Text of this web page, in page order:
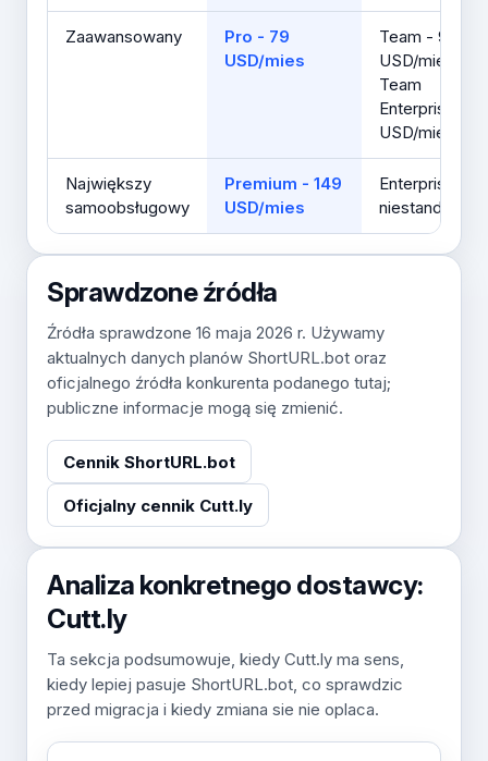
Zaawansowany
Pro - 79
USD/mies
Team - 99
USD/mies.;
Team
Enterprise -
USD/mies
Największy
samoobsługowy
Premium - 149
USD/mies
Enterprise -
Sprawdzone źródła
Źródła sprawdzone 16 maja 2026 r. Używamy
aktualnych danych planów ShortURL.bot oraz
oficjalnego źródła konkurenta podanego tutaj;
publiczne informacje mogą się zmienić.
Cennik ShortURL.bot
Oficjalny cennik Cutt.ly
Analiza konkretnego dostawcy:
Cutt.ly
Ta sekcja podsumowuje, kiedy Cutt.ly ma sens,
kiedy lepiej pasuje ShortURL.bot, co sprawdzic
przed migracja i kiedy zmiana sie nie oplaca.